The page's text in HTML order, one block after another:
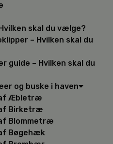
skal du vælge?
– Hvilken skal du
guide – Hvilken skal du
og buske i haven
Æbletræ
Birketræ
Blommetræ
Bøgehæk